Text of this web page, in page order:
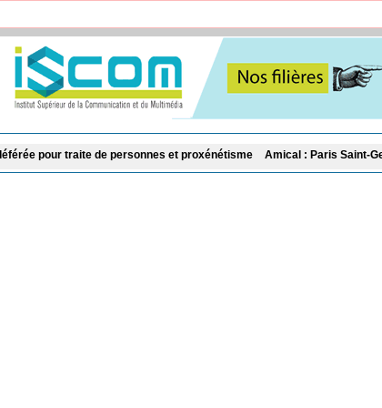
personnes et proxénétisme Amical : Paris Saint-Germain et